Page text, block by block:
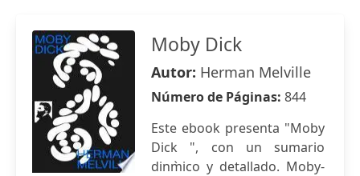
Moby Dick
Autor: Herman Melville
Número de Páginas: 844
Este ebook presenta "Moby
Dick ", con un sumario
dinm̀ico y detallado. Moby-